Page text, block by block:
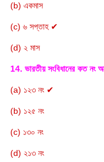
(b) একমাস
(c) ৬ সপ্তাহ ✔
(d) ২ মাস
14. ভারতীয় সংবিধানের কত নং
(a) ১২৩ নং ✔
(b) ১২৫ নং
(c) ১৩০ নং
(d) ২১৩ নং